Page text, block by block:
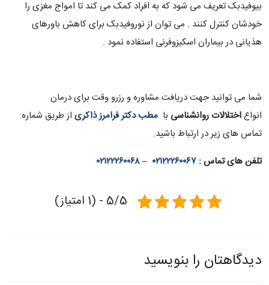
بیوفیدبک تعریف می شود که به افراد کمک می کند تا امواج مغزی را
خودشان کنترل کنند . می توان از نوروفیدبک برای کاهش باورهای
هذیانی در بیماران اسکیزوفرنی استفاده نمود .
شما می توانید جهت دریافت مشاوره و رزرو وقت برای درمان
انواعاختلالات روانشناسی با مطب دکتر فرامرز ذاکری از طریق شماره
تماس های زیر در ارتباط باشید.
تلفن های تماس : ۰۲۱۲۲۲۶۰۰۶۷ –۰۲۱۲۲۲۶۰۰۶۸
5/5 - (1 امتیاز)
دیدگاهتان را بنویسید